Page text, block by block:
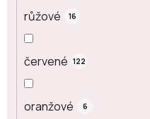
růžové 16
červené 122
oranžové 6